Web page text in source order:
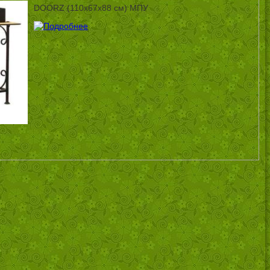
DOORZ (110x67x88 см) МПУ